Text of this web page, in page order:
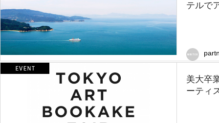
テルで
美大卒
ーティ